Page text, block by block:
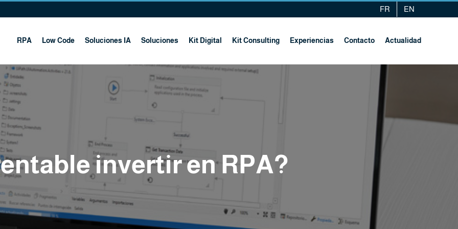
FR EN
RPA Low Code Soluciones IA Soluciones Kit Digital Kit Consulting Experiencias Contacto Actualidad
invertir en RPA?